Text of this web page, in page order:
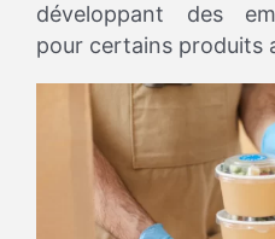
développant des
pour certains produits